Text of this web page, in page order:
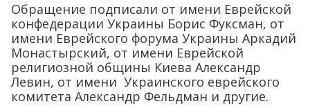
Обращение подписали от имени Еврейской
конфедерации Украины Борис Фуксман, от
имени Еврейского форума Украины Аркадий
Монастырский, от имени Еврейской
религиозной общины Киева Александр
Левин, от имени Украинского еврейского
комитета Александр Фельдман и другие.